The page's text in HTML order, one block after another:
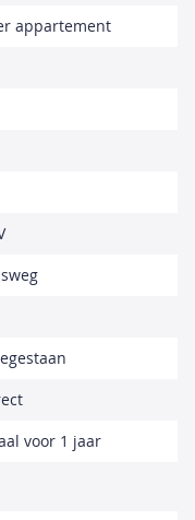
appartement
voor 1 jaar